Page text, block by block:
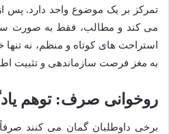
تمرکز بر یک موضوع واحد دارد. پس
می کند و مطالب، فقط به صورت
استراحت های کوتاه و منظم، نه تنها
به مغز فرصت سازماندهی و تثبیت
روخوانی صرف: توهم
برخی داوطلبان گمان می کنند